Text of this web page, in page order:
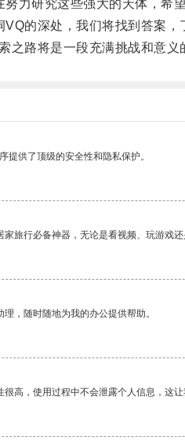
研究这些强大的天体，希望
的深处，我们将找到答案，
路将是一段充满挑战和意义
提供了顶级的安全性和隐私保护。
旅行必备神器，无论是看视频、玩游戏
，随时随地为我的办公提供帮助。
高，使用过程中不会泄露个人信息，这